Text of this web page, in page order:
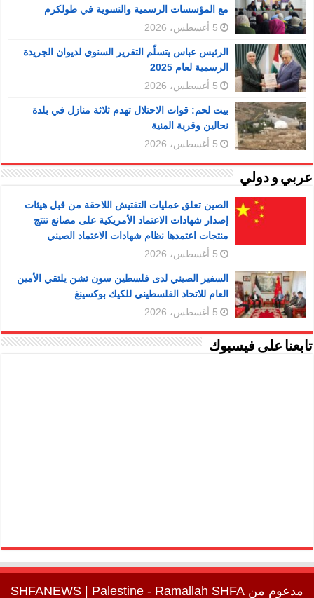
مع المؤسسات الرسمية والنسوية في طولكرم
5 أغسطس، 2026
الرئيس عباس يتسلّم التقرير السنوي لديوان الجريدة
الرسمية لعام 2025
5 أغسطس، 2026
بيت لحم: قوات الاحتلال تهدم ثلاثة منازل في بلدة
نحالين وقرية المنية
5 أغسطس، 2026
عربي و دولي
الصين تعلق عمليات التفتيش اللاحقة من قبل هيئات
إصدار شهادات الاعتماد الأمريكية على مصانع تنتج
منتجات اعتمدها نظام شهادات الاعتماد الصيني
5 أغسطس، 2026
السفير الصيني لدى فلسطين سون تشن يلتقي الأمين
العام للاتحاد الفلسطيني للكيك بوكسينغ
5 أغسطس، 2026
تابعنا على فيسبوك
مدعوم من SHFANEWS | Palestine - Ramallah SHFA